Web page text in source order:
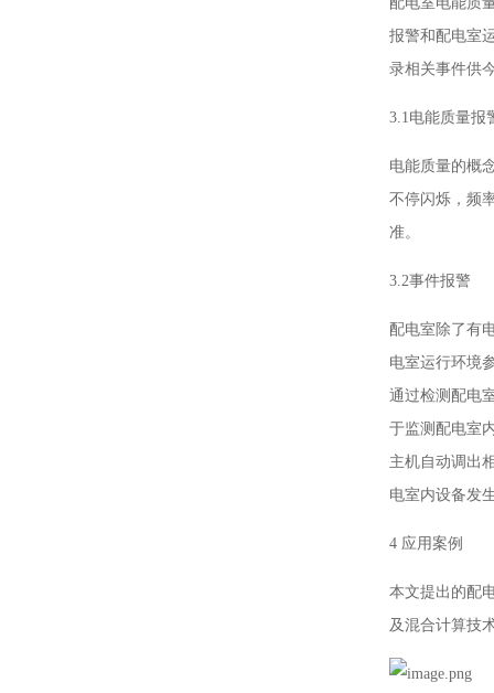
报警和配电室
录相关事件供
3.1电能质量报
电能质量的概
不停闪烁，频
准。
3.2事件报警
配电室除了有
电室运行环境
通过检测配电
于监测配电室
主机自动调出
电室内设备发
4 应用案例
本文提出的配
及混合计算技